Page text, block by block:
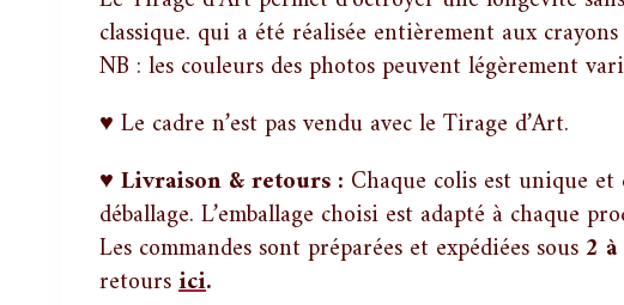
classique. qui a été réalisée entièrement aux
NB : les couleurs des photos peuvent légèrement
♥ Le cadre n’est pas vendu avec le Tirage d’Art.
♥ Livraison & retours : Chaque colis est unique
déballage. L’emballage choisi est adapté à
Les commandes sont préparées et expédiées sous 2
retoursici.